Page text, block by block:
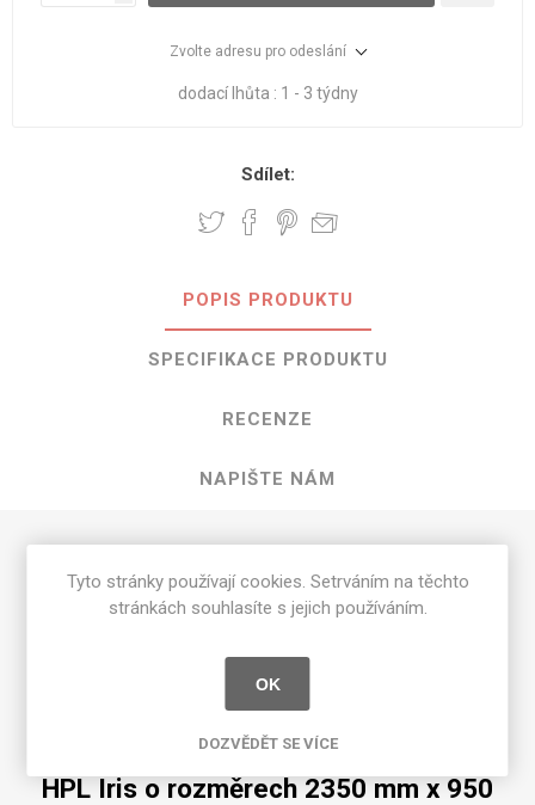
Zvolte adresu pro odeslání
dodací lhůta : 1 - 3 týdny
Sdílet:
POPIS PRODUKTU
SPECIFIKACE PRODUKTU
RECENZE
NAPIŠTE NÁM
mm
uvedeny v tabulce
Matte 58 [MAT]
HPL Iris o rozměrech 2350 mm x 950
Tyto stránky používají cookies. Setrváním na těchto
stránkách souhlasíte s jejich používáním.
OK
DOZVĚDĚT SE VÍCE